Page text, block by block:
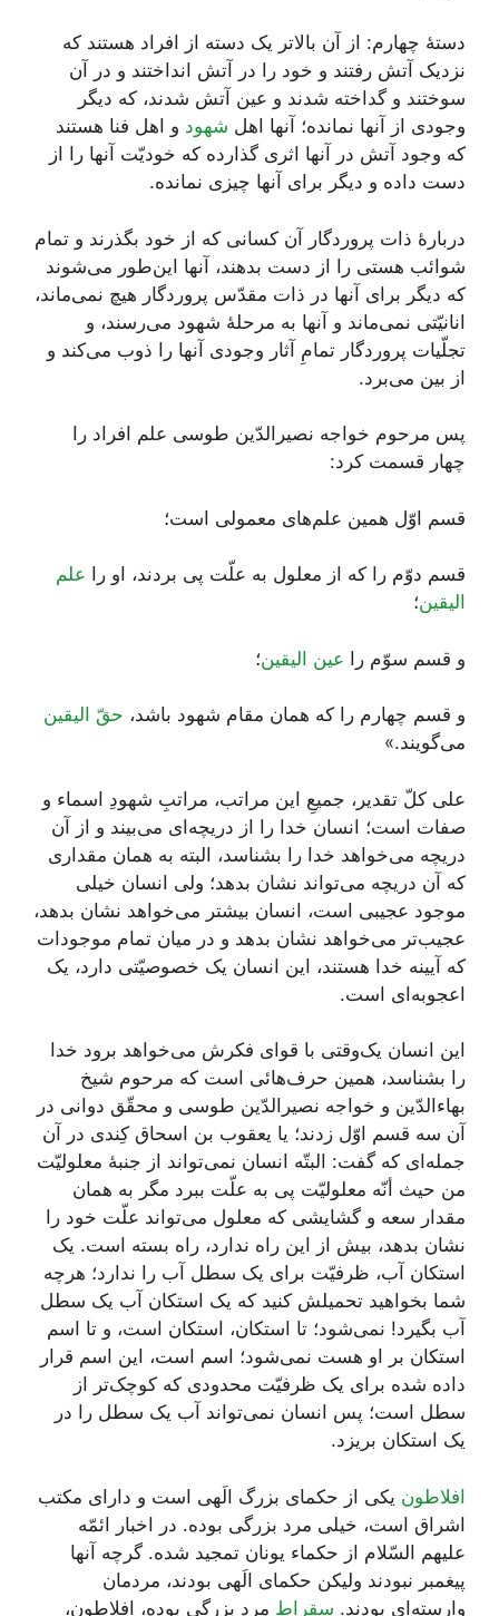
دستۀ چهارم: از آن بالاتر یک دسته از افراد هستند که
نزدیک آتش رفتند و خود را در آتش انداختند و در آن
سوختند و گداخته شدند و عین آتش شدند، که دیگر
وجودی از آنها نمانده؛ آنها اهل شهود و اهل فنا هستند
که وجود آتش در آنها اثری گذارده که خودیّت آنها را از
دست داده و دیگر برای آنها چیزی نمانده.
دربارۀ ذات پروردگار آن کسانی که از خود بگذرند و تمام
شوائب هستی را از دست بدهند، آنها این‌طور می‌شوند
که دیگر برای آنها در ذات مقدّس پروردگار هیچ نمی‌ماند،
انانیّتی نمی‌ماند و آنها به مرحلۀ شهود می‌رسند، و
تجلّیات پروردگار تمامِ آثار وجودی آنها را ذوب می‌کند و
از بین می‌برد.
پس مرحوم خواجه نصیرالدّین طوسی علم افراد را
چهار قسمت کرد:
قسم اوّل همین علم‌های معمولی است؛
قسم دوّم را که از معلول به علّت پی بردند، او را علم
الیقین؛
و قسم سوّم را عین الیقین؛
و قسم چهارم را که همان مقام شهود باشد، حقّ الیقین
می‌گویند.»
علی کلّ تقدیر، جمیعِ این مراتب، مراتبِ شهودِ اسماء و
صفات است؛ انسان خدا را از دریچه‌ای می‌بیند و از آن
دریچه می‌خواهد خدا را بشناسد، البته به همان مقداری
که آن دریچه می‌تواند نشان بدهد؛ ولی انسان خیلی
موجود عجیبی است، انسان بیشتر می‌خواهد نشان بدهد،
عجیب‌تر می‌خواهد نشان بدهد و در میان تمام موجودات
که آیینه خدا هستند، این انسان یک خصوصیّتی دارد، یک
اعجوبه‌ای است.
این انسان یک‌وقتی با قوای فکرش می‌خواهد برود خدا
را بشناسد، همین حرف‌هائی است که مرحوم شیخ
بهاءالدّین و خواجه نصیرالدّین طوسی و محقّق دوانی در
آن سه قسم اوّل زدند؛ یا یعقوب بن اسحاق کِندی در آن
جمله‌ای که گفت: البتّه انسان نمی‌تواند از جنبۀ معلولیّت
من حیث أنّه معلولیّت پی به علّت ببرد مگر به همان
مقدار سعه و گشایشی که معلول می‌تواند علّت خود را
نشان بدهد، بیش از این راه ندارد، راه بسته است. یک
استکان آب، ظرفیّت برای یک سطل آب را ندارد؛ هرچه
شما بخواهید تحمیلش کنید که یک استکان آب یک سطل
آب بگیرد! نمی‌شود؛ تا استکان، استکان است، و تا اسم
استکان بر او هست نمی‌شود؛ اسم است، این اسم قرار
داده شده برای یک ظرفیّت محدودی که کوچک‌تر از
سطل است؛ پس انسان نمی‌تواند آب یک سطل را در
یک استکان بریزد.
افلاطون یکی از حکمای بزرگ الَهی است و دارای مکتب
اشراق است، خیلی مرد بزرگی بوده. در اخبار ائمّه
علیهم السّلام از حکماء یونان تمجید شده. گرچه آنها
پیغمبر نبودند ولیکن حکمای الَهی بودند، مردمان
وارسته‌ای بودند. سقراط مرد بزرگی بوده، افلاطون،